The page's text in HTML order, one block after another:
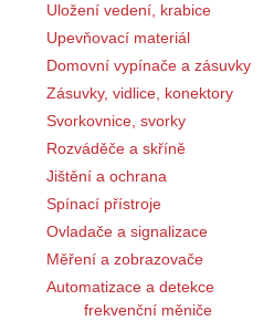
Uložení vedení, krabice
Upevňovací materiál
Domovní vypínače a zásuvky
Zásuvky, vidlice, konektory
Svorkovnice, svorky
Rozváděče a skříně
Jištění a ochrana
Spínací přístroje
Ovladače a signalizace
Měření a zobrazovače
Automatizace a detekce
frekvenční měniče